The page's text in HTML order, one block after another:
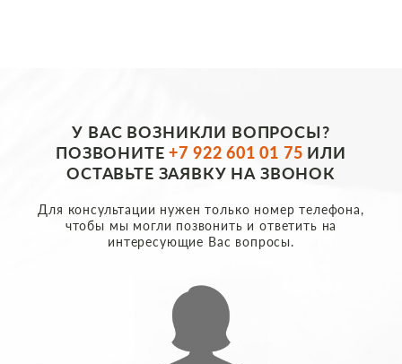
У ВАС ВОЗНИКЛИ ВОПРОСЫ?
ПОЗВОНИТЕ+7 922 601 01 75 ИЛИ
ОСТАВЬТЕ ЗАЯВКУ НА ЗВОНОК
Для консультации нужен только номер телефона,
чтобы мы могли позвонить и ответить на
интересующие Вас вопросы.